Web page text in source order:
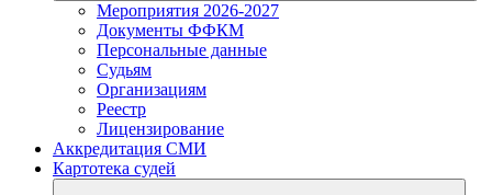
Мероприятия 2026-2027
Документы ФФКМ
Персональные данные
Судьям
Организациям
Реестр
Лицензирование
Аккредитация СМИ
Картотека судей